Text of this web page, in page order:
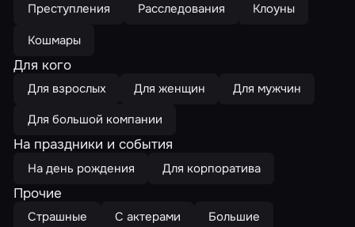
Преступления Расследования
Клоуны
Кошмары
Для кого
Для взрослых Для женщин
Для мужчин
Для большой компании
На праздники и события
На день рождения Для корпоратива
Прочие
Страшные С актерами
Большие